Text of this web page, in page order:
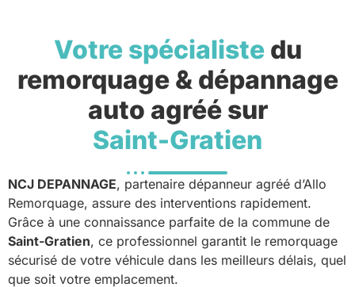
Votre spécialistedu
remorquage & dépannage
auto agréé sur
Saint-Gratien
NCJ DEPANNAGE, partenaire dépanneur agréé d’Allo
Remorquage, assure des interventions rapidement.
Grâce à une connaissance parfaite de la commune de
Saint-Gratien, ce professionnel garantit le remorquage
sécurisé de votre véhicule dans les meilleurs délais, quel
que soit votre emplacement.